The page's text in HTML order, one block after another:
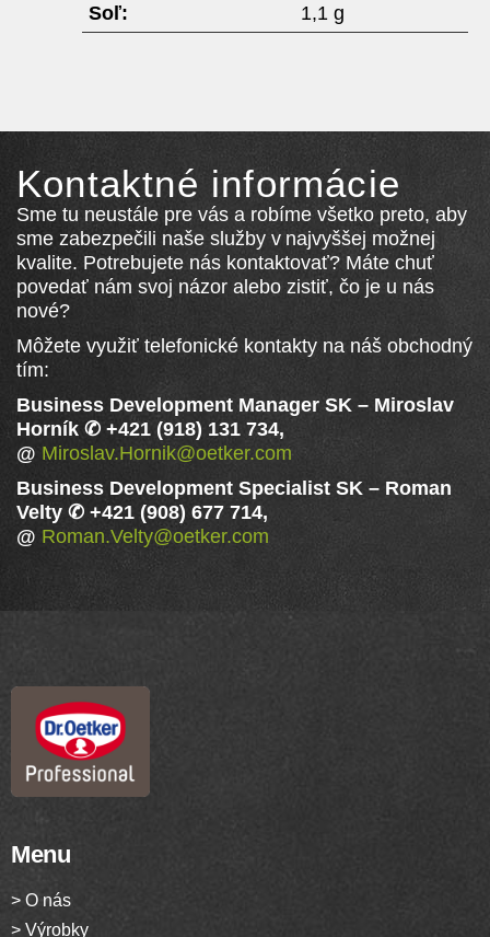
Soľ:
1,1 g
Kontaktné informácie
Sme tu neustále pre vás a robíme všetko preto, aby
sme zabezpečili naše služby v najvyššej možnej
kvalite. Potrebujete nás kontaktovať? Máte chuť
povedať nám svoj názor alebo zistiť, čo je u nás
nové?
Môžete využiť telefonické kontakty na náš obchodný
tím:
Business Development Manager SK – Miroslav
Horník ✆ +421 (918) 131 734,
@ Miroslav.Hornik@oetker.com
Business Development Specialist SK – Roman
Velty ✆ +421 (908) 677 714,
@ Roman.Velty@oetker.com
Menu
> O nás
> Výrobky